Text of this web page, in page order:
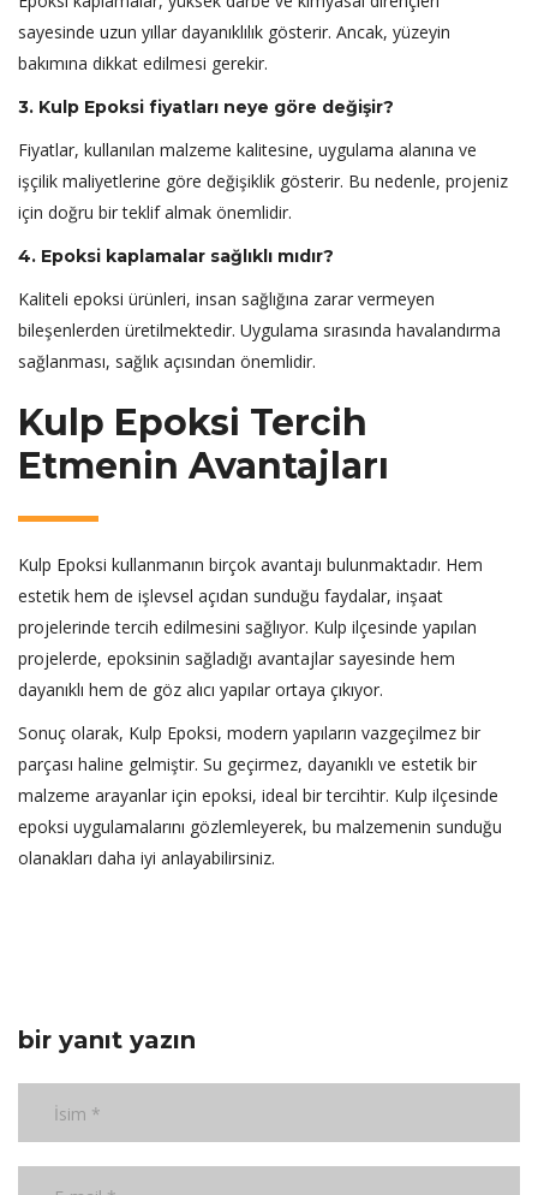
sayesinde uzun yıllar dayanıklılık gösterir. Ancak, yüzeyin
bakımına dikkat edilmesi gerekir.
3. Kulp Epoksi fiyatları neye göre değişir?
Fiyatlar, kullanılan malzeme kalitesine, uygulama alanına ve
işçilik maliyetlerine göre değişiklik gösterir. Bu nedenle, projeniz
için doğru bir teklif almak önemlidir.
4. Epoksi kaplamalar sağlıklı mıdır?
Kaliteli epoksi ürünleri, insan sağlığına zarar vermeyen
bileşenlerden üretilmektedir. Uygulama sırasında havalandırma
sağlanması, sağlık açısından önemlidir.
Kulp Epoksi Tercih
Etmenin Avantajları
Kulp Epoksi kullanmanın birçok avantajı bulunmaktadır. Hem
estetik hem de işlevsel açıdan sunduğu faydalar, inşaat
projelerinde tercih edilmesini sağlıyor. Kulp ilçesinde yapılan
projelerde, epoksinin sağladığı avantajlar sayesinde hem
dayanıklı hem de göz alıcı yapılar ortaya çıkıyor.
Sonuç olarak, Kulp Epoksi, modern yapıların vazgeçilmez bir
parçası haline gelmiştir. Su geçirmez, dayanıklı ve estetik bir
malzeme arayanlar için epoksi, ideal bir tercihtir. Kulp ilçesinde
epoksi uygulamalarını gözlemleyerek, bu malzemenin sunduğu
olanakları daha iyi anlayabilirsiniz.
bir yanıt yazın